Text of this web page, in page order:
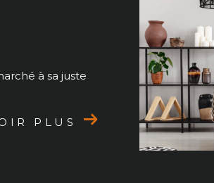
à sa juste
PLUS